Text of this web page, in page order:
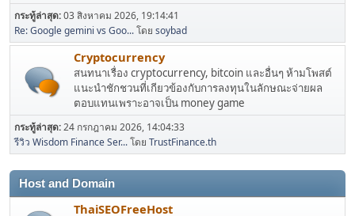
กระทู้ล่าสุด:03 สิงหาคม 2026, 19:14:41
Re: Google gemini vs Goo...โดย soybad
Cryptocurrency
สนทนาเรื่อง cryptocurrency, bitcoin และอื่นๆ ห้ามโพสต์
แนะนำชักชวนที่เกียวข้องกับการลงทุนในลักษณะจ่ายผล
ตอบแทนเพราะอาจเป็น money game
กระทู้ล่าสุด:24 กรกฎาคม 2026, 14:04:33
รีวิว Wisdom Finance Ser...โดย TrustFinance.th
Host and Domain
ThaiSEOFreeHost